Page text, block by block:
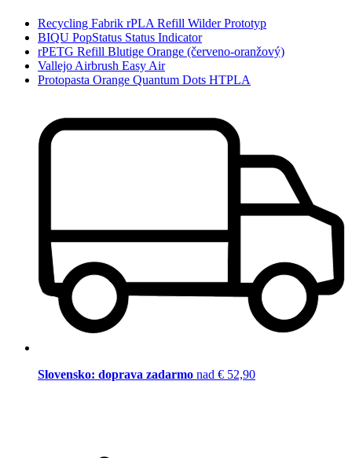
Recycling Fabrik rPLA Refill Wilder Prototyp
BIQU PopStatus Status Indicator
rPETG Refill Blutige Orange (červeno-oranžový)
Vallejo Airbrush Easy Air
Protopasta Orange Quantum Dots HTPLA
Slovensko: doprava zadarmo nad € 52,90